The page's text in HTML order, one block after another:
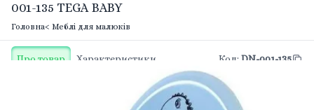
001-135 TEGA BABY
Головна< Меблі для малюків
Про товар Характеристики Код: DN-001-135